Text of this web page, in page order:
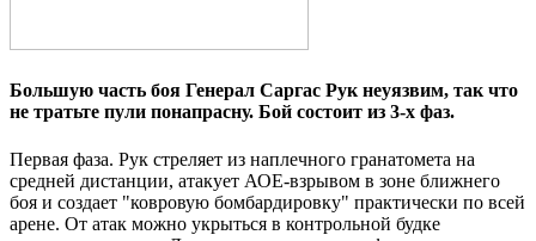
Большую часть боя Генерал Саргас Рук неуязвим, так что
не тратьте пули понапрасну. Бой состоит из 3-х фаз.
Первая фаза. Рук стреляет из наплечного гранатомета на
средней дистанции, атакует АОЕ-взрывом в зоне ближнего
боя и создает "ковровую бомбардировку" практически по всей
арене. От атак можно укрыться в контрольной будке